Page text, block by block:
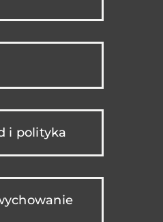
i polityka